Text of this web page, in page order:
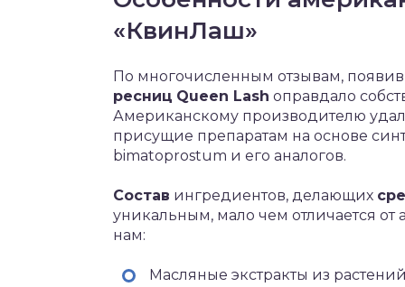
«КвинЛаш»
По многочисленным отзывам,
ресниц Queen Lash оправдало
Американскому производителю
присущие препаратам на основе
bimatoprostum и его аналогов.
Состав ингредиентов, делающих
уникальным, мало чем отличается
нам:
Масляные экстракты из